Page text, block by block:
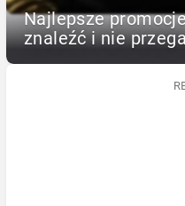
Najlepsze
znaleźć i nie